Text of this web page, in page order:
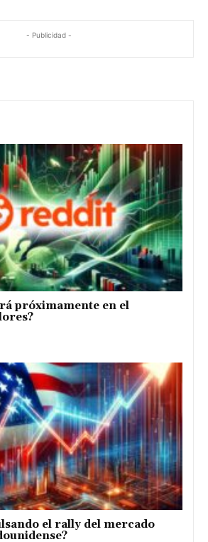
- Publicidad -
próximamente en el
el rally del mercado